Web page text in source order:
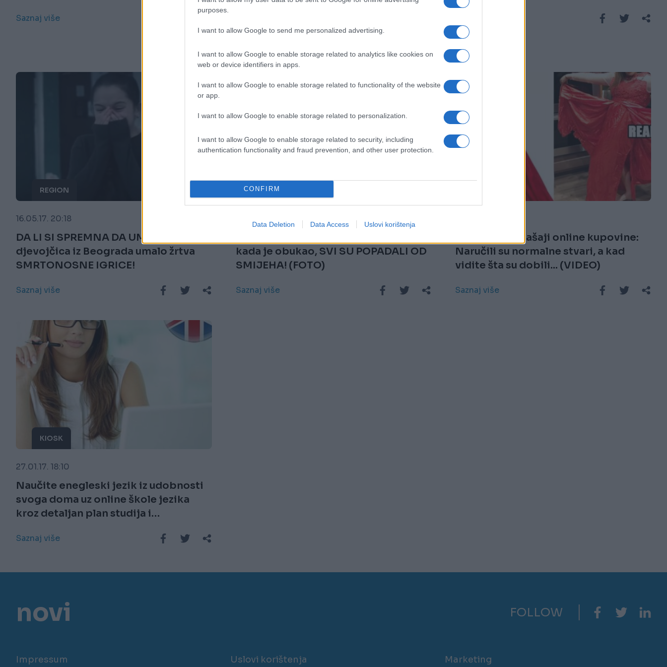
purposes.
I want to allow Google to send me personalized advertising.
I want to allow Google to enable storage related to analytics like cookies on
web or device identifiers in apps.
I want to allow Google to enable storage related to functionality of the website
or app.
I want to allow Google to enable storage related to personalization.
I want to allow Google to enable storage related to security, including
authentication functionality and fraud prevention, and other user protection.
CONFIRM
Data Deletion Data Access Uslovi korištenja
Saznaj više
REGION
16.05.17. 20:18
DA LI SI SPREMNA DA UMREŠ? Užas,
djevojčica iz Beograda umalo žrtva
SMRTONOSNE IGRICE!
Saznaj više
E BURAZ
kada je obukao, SVI SU POPADALI OD
SMIJEHA! (FOTO)
Saznaj više
Najveći promašaji online kupovine:
Naručili su normalne stvari, a kad
vidite šta su dobili... (VIDEO)
Saznaj više
KIOSK
27.01.17. 18:10
Naučite enegleski jezik iz udobnosti
svoga doma uz online škole jezika
kroz detaljan plan studija i
Saznaj više
novi FOLLOW
Impressum Uslovi korištenja Marketing